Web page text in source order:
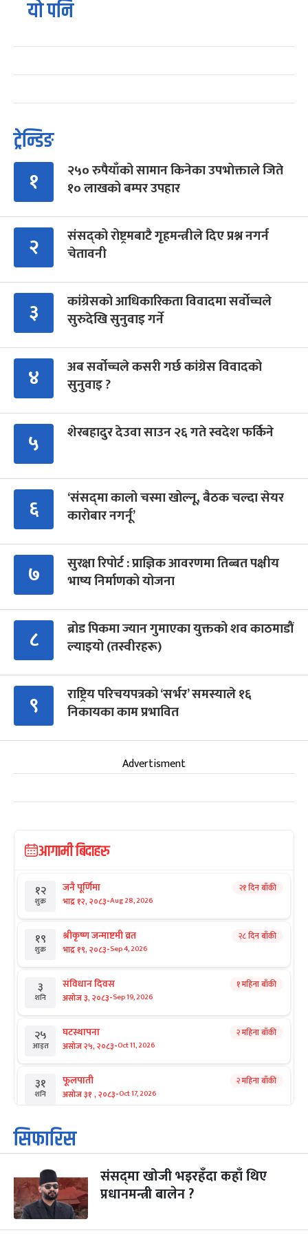
यो पनि
ट्रेन्डिङ
१
२५० रुपैयाँको सामान किनेका उपभोक्ताले जिते
१० लाखको बम्पर उपहार
२
संसद्को रोष्ट्रमबाटै गृहमन्त्रीले दिए प्रश्न नगर्न
चेतावनी
३
कांग्रेसको आधिकारिकता विवादमा सर्वोच्चले
सुरुदेखि सुनुवाइ गर्ने
४
अब सर्वोच्चले कसरी गर्छ कांग्रेस विवादको
सुनुवाइ ?
५ शेरबहादुर देउवा साउन २६ गते स्वदेश फर्किने
६
‘संसद्‍मा कालो चस्मा खोल्नू, बैठक चल्दा सेयर
कारोबार नगर्नू’
७
सुरक्षा रिपोर्ट : प्राज्ञिक आवरणमा तिब्बत पक्षीय
भाष्य निर्माणको योजना
८
ब्रोड पिकमा ज्यान गुमाएका युक्तको शव काठमाडौं
ल्याइयो (तस्वीरहरू)
९
राष्ट्रिय परिचयपत्रको ‘सर्भर’ समस्याले १६
निकायका काम प्रभावित
Advertisment
आगामी बिदाहरु
१२
शुक्र
जनै पूर्णिमा
भाद्र १२, २०८३-Aug 28, 2026
२१ दिन बाँकी
१९
शुक्र
श्रीकृष्ण जन्माष्टमी व्रत
भाद्र १९, २०८३-Sep 4, 2026
२८ दिन बाँकी
३
शनि
संविधान दिवस
असोज ३, २०८३-Sep 19, 2026
१ महिना बाँकी
२५
आइत
घटस्थापना
असोज २५, २०८३-Oct 11, 2026
२ महिना बाँकी
३१
शनि
फूलपाती
असोज ३१ , २०८३-Oct 17, 2026
२ महिना बाँकी
१
आइत
कार्तिक सङ्क्रान्ति
कार्तिक १, २०८३
३
मंगल
महानवमी
कार्तिक ३, २०८३-Oct 20, 2026
२ महिना बाँकी
४
सिफारिस
संसद्‌मा खोजी भइरहँदा कहाँ थिए
प्रधानमन्त्री बालेन ?